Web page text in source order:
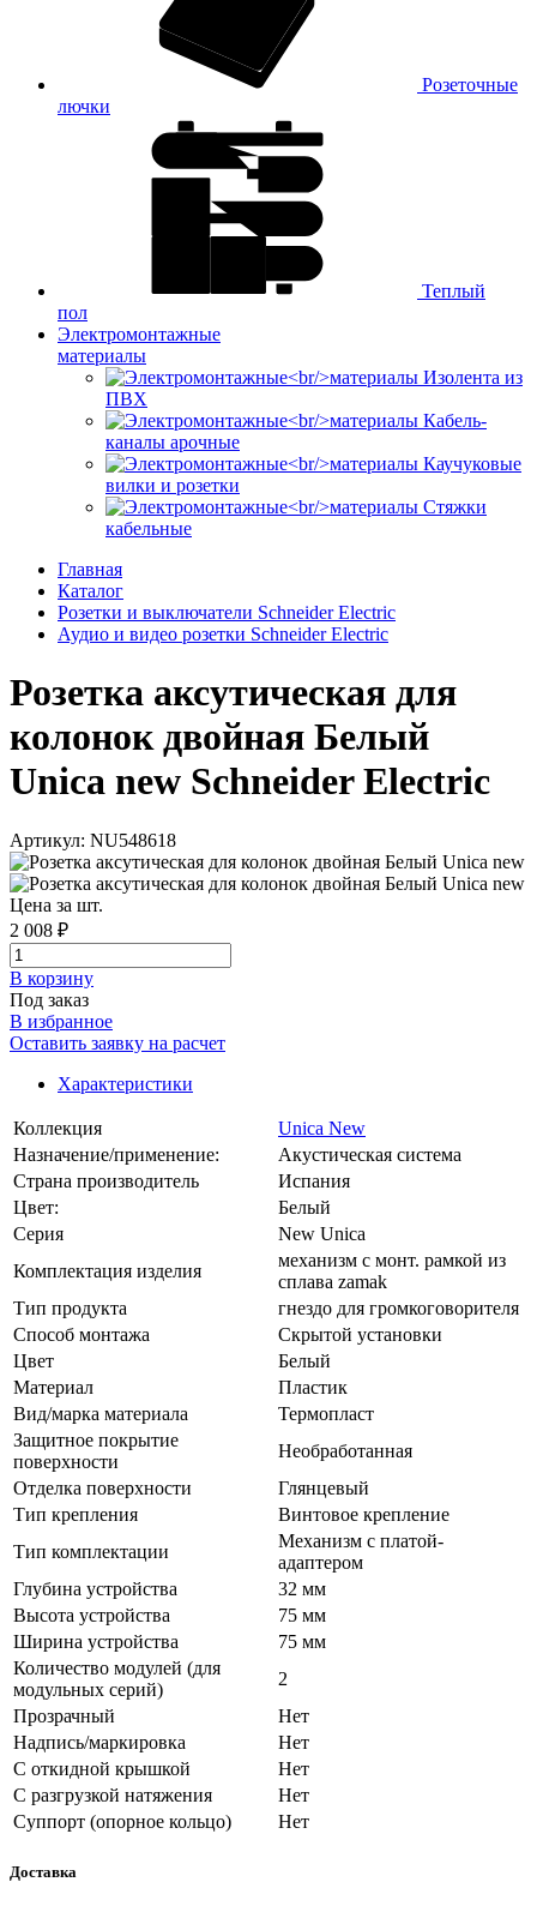
Розеточные
лючки
Теплый
пол
Электромонтажные
материалы
Изолента из
ПВХ
Кабель-
каналы арочные
Каучуковые
вилки и розетки
Стяжки
кабельные
Главная
Каталог
Розетки и выключатели Schneider Electric
Аудио и видео розетки Schneider Electric
Розетка аксутическая для
колонок двойная Белый
Unica new Schneider Electric
Артикул: NU548618
Цена за шт.
2 008 ₽
В корзинy
Под заказ
В избранное
Оставить заявку на расчет
Характеристики
Коллекция
Unica New
Назначение/применение:
Акустическая система
Страна производитель
Испания
Цвет:
Белый
Серия
New Unica
Комплектация изделия
механизм с монт. рамкой из
сплава zamak
Тип продукта
гнездо для громкоговорителя
Способ монтажа
Скрытой установки
Цвет
Белый
Материал
Пластик
Вид/марка материала
Термопласт
Защитное покрытие
поверхности
Необработанная
Отделка поверхности
Глянцевый
Тип крепления
Винтовое крепление
Тип комплектации
Механизм с платой-
адаптером
Глубина устройства
32 мм
Высота устройства
75 мм
Ширина устройства
75 мм
Количество модулей (для
модульных серий)
2
Прозрачный
Нет
Надпись/маркировка
Нет
С откидной крышкой
Нет
С разгрузкой натяжения
Нет
Суппорт (опорное кольцо)
Нет
Доставка